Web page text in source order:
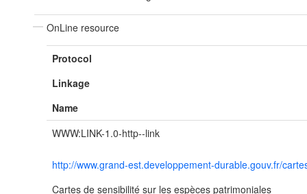
OnLine resource
Protocol
Linkage
Name
WWW:LINK-1.0-http--link
http://www.grand-est.developpement-durable.gouv.fr/
Cartes de sensibilité sur les espèces patrimoniales